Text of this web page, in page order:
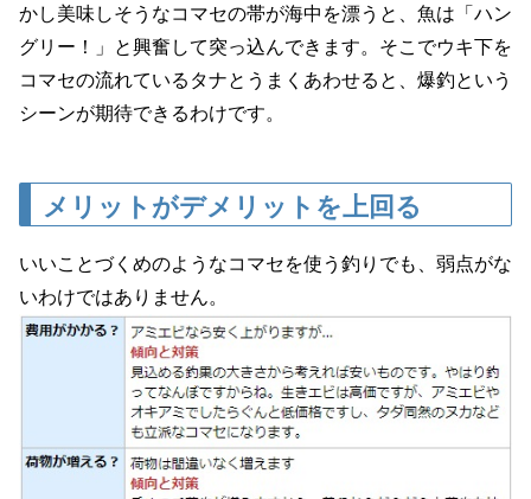
かし美味しそうなコマセの帯が海中を漂うと、魚は「ハン
グリー！」と興奮して突っ込んできます。そこでウキ下を
コマセの流れているタナとうまくあわせると、爆釣という
シーンが期待できるわけです。
メリットがデメリットを上回る
いいことづくめのようなコマセを使う釣りでも、弱点がな
いわけではありません。